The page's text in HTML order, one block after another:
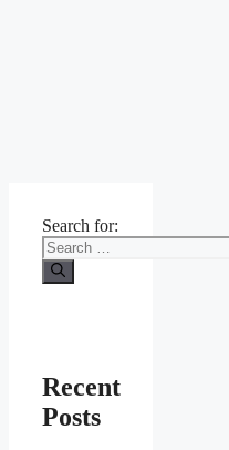
Search for:
Recent
Posts